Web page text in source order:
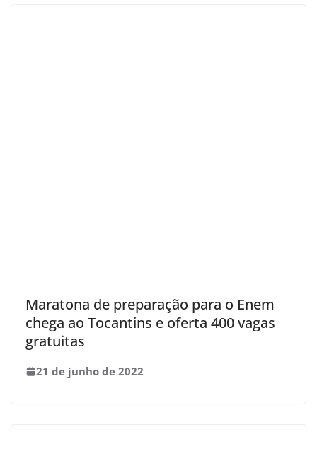
Maratona de preparação para o Enem
chega ao Tocantins e oferta 400 vagas
gratuitas
21 de junho de 2022